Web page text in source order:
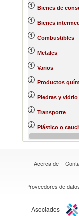
Bienes de
Bienes
Combustibles
Metales
Varios
Productos
Piedras y vidrio
Transporte
Plástico o
Minerales
Acerca de
Proveedores de datos
Asociados